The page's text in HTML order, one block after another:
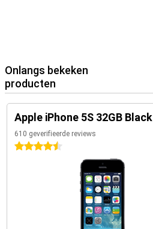
Onlangs bekeken
producten
Apple iPhone 5S 32GB Black
610 geverifieerde reviews
4.5 sterren